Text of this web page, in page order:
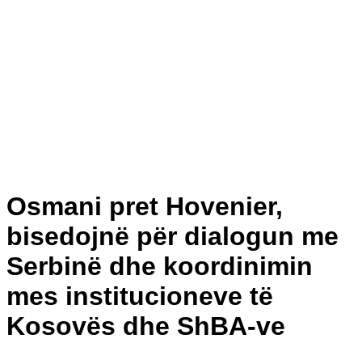
Osmani pret Hovenier,
bisedojnë për dialogun me
Serbinë dhe koordinimin
mes institucioneve të
Kosovës dhe ShBA-ve